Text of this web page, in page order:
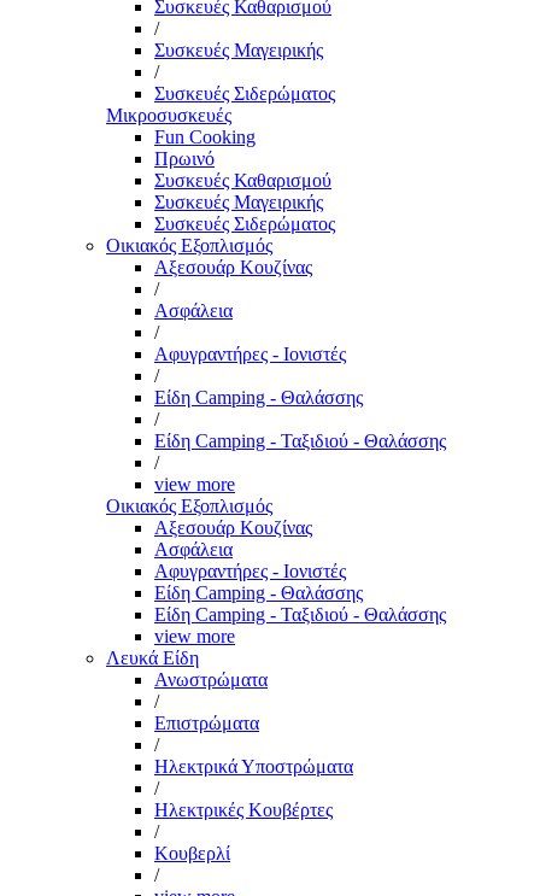
Συσκευές Καθαρισμού
/
Συσκευές Μαγειρικής
/
Συσκευές Σιδερώματος
Μικροσυσκευές
Fun Cooking
Πρωινό
Συσκευές Καθαρισμού
Συσκευές Μαγειρικής
Συσκευές Σιδερώματος
Οικιακός Εξοπλισμός
Αξεσουάρ Κουζίνας
/
Ασφάλεια
/
Αφυγραντήρες - Ιονιστές
/
Είδη Camping - Θαλάσσης
/
Είδη Camping - Ταξιδιού - Θαλάσσης
/
view more
Οικιακός Εξοπλισμός
Αξεσουάρ Κουζίνας
Ασφάλεια
Αφυγραντήρες - Ιονιστές
Είδη Camping - Θαλάσσης
Είδη Camping - Ταξιδιού - Θαλάσσης
view more
Λευκά Είδη
Ανωστρώματα
/
Επιστρώματα
/
Ηλεκτρικά Υποστρώματα
/
Ηλεκτρικές Κουβέρτες
/
Κουβερλί
/